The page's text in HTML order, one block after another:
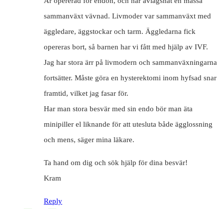
sammanväxt vävnad. Livmoder var sammanväxt med
äggledare, äggstockar och tarm. Äggledarna fick
opereras bort, så barnen har vi fått med hjälp av IVF.
Jag har stora ärr på livmodern och sammanväxningarna
fortsätter. Måste göra en hysterektomi inom hyfsad snar
framtid, vilket jag fasar för.
Har man stora besvär med sin endo bör man äta
minipiller el liknande för att utesluta både ägglossning
och mens, säger mina läkare.
Ta hand om dig och sök hjälp för dina besvär!
Kram
Reply